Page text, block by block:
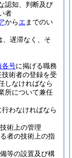
認知、判断及び
者
からエ までのい
、遅滞なく、そ
各号に掲げる職務
術者の登録を受
しなければなら
所について兼任
わなければなら
術上の管理
者の技術上の指
等の設置及び構